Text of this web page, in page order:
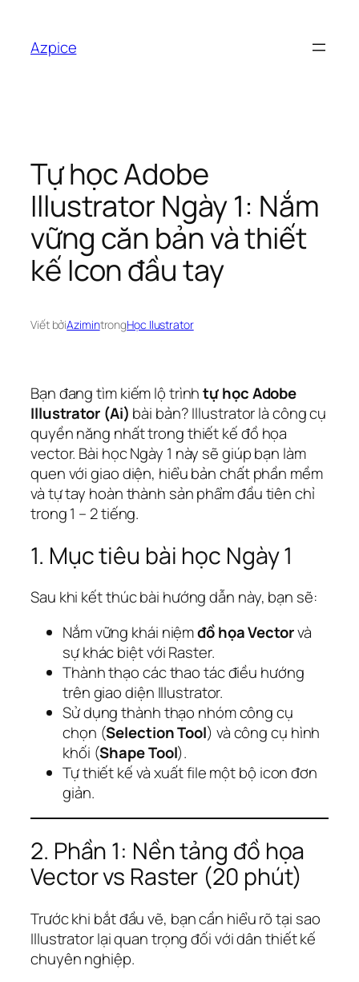
phầnAzpice
Tự học Adobe
Illustrator Ngày 1: Nắm
vững căn bản và thiết
kế Icon đầu tay
Viết bởiAzimintrongHọc Ilustrator
Bạn đang tìm kiếm lộ trìnhtự học Adobe
Illustrator (Ai) bài bản? Illustrator là công cụ
quyền năng nhất trong thiết kế đồ họa
vector. Bài học Ngày 1 này sẽ giúp bạn làm
quen với giao diện, hiểu bản chất phần mềm
và tự tay hoàn thành sản phẩm đầu tiên chỉ
trong 1 – 2 tiếng.
1. Mục tiêu bài học Ngày 1
Sau khi kết thúc bài hướng dẫn này, bạn sẽ:
Nắm vững khái niệmđồ họa Vectorvà
sự khác biệt với Raster.
Thành thạo các thao tác điều hướng
trên giao diện Illustrator.
Sử dụng thành thạo nhóm công cụ
chọn (Selection Tool) và công cụ hình
khối (Shape Tool).
Tự thiết kế và xuất file một bộ icon đơn
giản.
2. Phần 1: Nền tảng đồ họa
Vector vs Raster (20 phút)
Trước khi bắt đầu vẽ, bạn cần hiểu rõ tại sao
Illustrator lại quan trọng đối với dân thiết kế
chuyên nghiệp.